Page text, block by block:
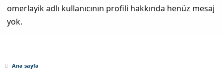
omerlayik adlı kullanıcının profili hakkında henüz mesaj
yok.
Ana sayfa